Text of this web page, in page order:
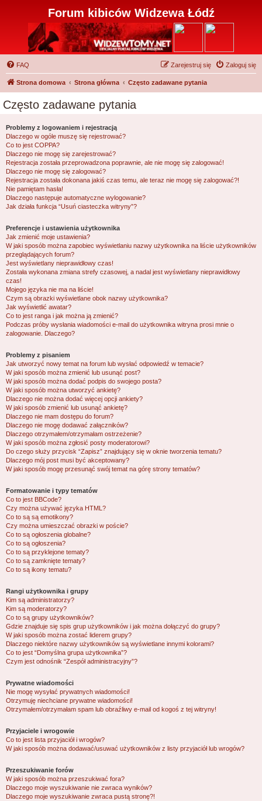
Forum kibiców Widzewa Łódź
FAQ Zaloguj się
Zarejestruj się
Strona domowa Strona główna Często zadawane pytania
Często zadawane pytania
Problemy z logowaniem i rejestracją
Dlaczego w ogóle muszę się rejestrować?
Co to jest COPPA?
Dlaczego nie mogę się zarejestrować?
Rejestracja została przeprowadzona poprawnie, ale nie mogę się zalogować!
Dlaczego nie mogę się zalogować?
Rejestracja została dokonana jakiś czas temu, ale teraz nie mogę się zalogować?!
Nie pamiętam hasła!
Dlaczego następuje automatyczne wylogowanie?
Jak działa funkcja “Usuń ciasteczka witryny”?
Preferencje i ustawienia użytkownika
Jak zmienić moje ustawienia?
W jaki sposób można zapobiec wyświetlaniu nazwy użytkownika na liście użytkowników
przeglądających forum?
Jest wyświetlany nieprawidłowy czas!
Została wykonana zmiana strefy czasowej, a nadal jest wyświetlany nieprawidłowy
czas!
Mojego języka nie ma na liście!
Czym są obrazki wyświetlane obok nazwy użytkownika?
Jak wyświetlić awatar?
Co to jest ranga i jak można ją zmienić?
Podczas próby wysłania wiadomości e-mail do użytkownika witryna prosi mnie o
zalogowanie. Dlaczego?
Problemy z pisaniem
Jak utworzyć nowy temat na forum lub wysłać odpowiedź w temacie?
W jaki sposób można zmienić lub usunąć post?
W jaki sposób można dodać podpis do swojego posta?
W jaki sposób można utworzyć ankietę?
Dlaczego nie można dodać więcej opcji ankiety?
W jaki sposób zmienić lub usunąć ankietę?
Dlaczego nie mam dostępu do forum?
Dlaczego nie mogę dodawać załączników?
Dlaczego otrzymałem/otrzymałam ostrzeżenie?
W jaki sposób można zgłosić posty moderatorowi?
Do czego służy przycisk “Zapisz” znajdujący się w oknie tworzenia tematu?
Dlaczego mój post musi być akceptowany?
W jaki sposób mogę przesunąć swój temat na górę strony tematów?
Formatowanie i typy tematów
Co to jest BBCode?
Czy można używać języka HTML?
Co to są są emotikony?
Czy można umieszczać obrazki w poście?
Co to są ogłoszenia globalne?
Co to są ogłoszenia?
Co to są przyklejone tematy?
Co to są zamknięte tematy?
Co to są ikony tematu?
Rangi użytkownika i grupy
Kim są administratorzy?
Kim są moderatorzy?
Co to są grupy użytkowników?
Gdzie znajduje się spis grup użytkowników i jak można dołączyć do grupy?
W jaki sposób można zostać liderem grupy?
Dlaczego niektóre nazwy użytkowników są wyświetlane innymi kolorami?
Co to jest “Domyślna grupa użytkownika”?
Czym jest odnośnik “Zespół administracyjny”?
Prywatne wiadomości
Nie mogę wysyłać prywatnych wiadomości!
Otrzymuję niechciane prywatne wiadomości!
Otrzymałem/otrzymałam spam lub obraźliwy e-mail od kogoś z tej witryny!
Przyjaciele i wrogowie
Co to jest lista przyjaciół i wrogów?
W jaki sposób można dodawać/usuwać użytkowników z listy przyjaciół lub wrogów?
Przeszukiwanie forów
W jaki sposób można przeszukiwać fora?
Dlaczego moje wyszukiwanie nie zwraca wyników?
Dlaczego moje wyszukiwanie zwraca pustą stronę?!